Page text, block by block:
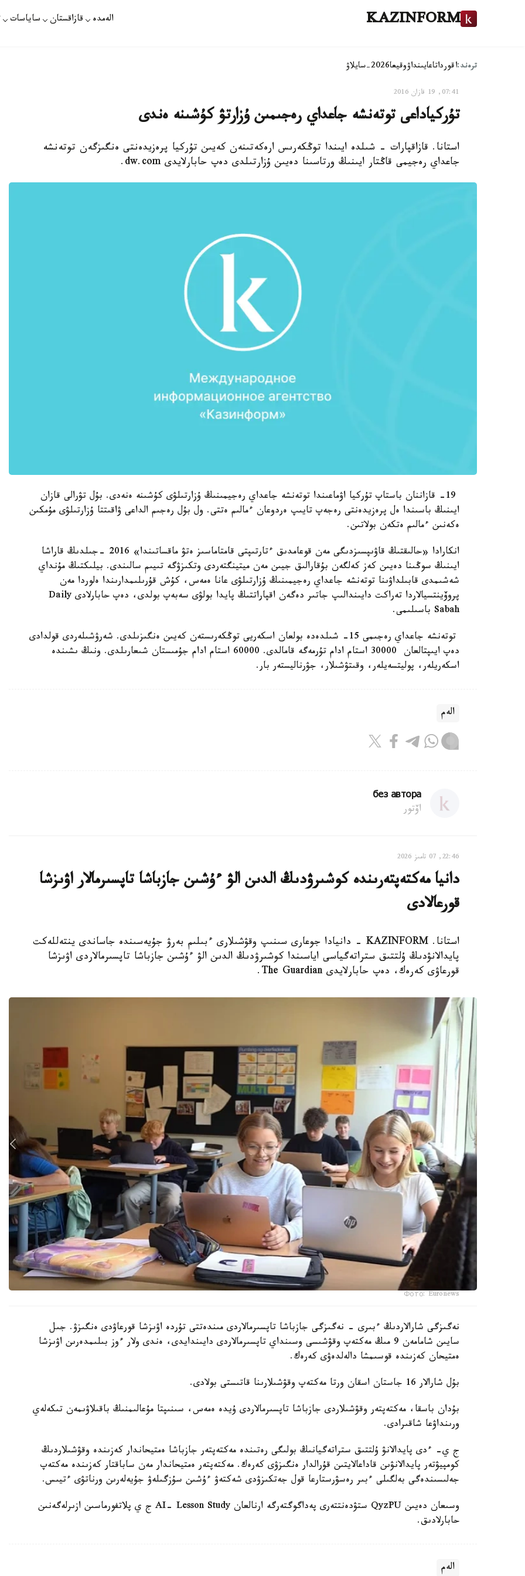
KAZINFORM الەمدە قازاقستان ساياسات
ترەند:اقورداتاعايىنداۋوقيعا2026-سايلاۋ
07:41, 19 قازان 2016
تۇركياداعى توتەنشە جاعداي رەجىمىن ۇزارتۋ كۇشىنە ەندى
استانا. قازاقپارات - شىلدە ايىندا توڭكەرىس ارەكەتىنەن كەيىن تۇركيا پرەزيدەنتى ەنگىزگەن توتەنشە
جاعداي رەجيمى قاڭتار ايىنىڭ ورتاسىنا دەيىن ۇزارتىلدى دەپ حابارلايدى dw.com.
19- قازاننان باستاپ تۇركيا اۋماعىندا توتەنشە جاعداي رەجيمىنىڭ ۇزارتىلۋى كۇشىنە ەنەدى. بۇل تۋرالى قازان
ايىنىڭ باسىندا ەل پرەزيدەنتى رەجەپ تايىپ ەردوعان ءمالىم ەتتى. ول بۇل رەجىم الداعى ۋاقىتتا ۇزارتىلۋى مۇمكىن
ەكەنىن ءمالىم ەتكەن بولاتىن.
انكارادا «حالىقتىڭ قاۋىپسىزدىگى مەن قوعامدىق ءتارتىپتى قامتاماسىز ەتۋ ماقساتىندا» 2016 -جىلدىڭ قاراشا
ايىنىڭ سوڭىنا دەيىن كەز كەلگەن بۇقارالىق جيىن مەن ميتينگتەردى وتكىزۋگە تىيىم سالىندى. بيلىكتىڭ مۇنداي
شەشىمدى قابىلداۋىنا توتەنشە جاعداي رەجيمىنىڭ ۇزارتىلۋى عانا ەمەس، كۇش قۇرىلىمدارىندا ەلوردا مەن
پروۆينتسيالاردا تەراكت دايىندالىپ جاتىر دەگەن اقپاراتتىڭ پايدا بولۋى سەبەپ بولدى، دەپ حابارلادى Daily
Sabah باسىلىمى.
توتەنشە جاعداي رەجىمى 15- شىلدەدە بولعان اسكەريى توڭكەرىستەن كەيىن ەنگىزىلدى. شەرۋشىلەردى قولدادى
دەپ ايىپتالعان 30000 استام ادام تۇرمەگە قامالدى. 60000 استام ادام جۇمىستان شىعارىلدى. ونىڭ ىشىندە
اسكەريلەر، پوليتسەيلەر، وقىتۋشىلار، جۋرناليستەر بار.
الەم
без автора
اۆتور
22:46, 07 تامىز 2026
دانيا مەكتەپتەرىندە كوشىرۋدىڭ الدىن الۋ ءۇشىن جازباشا تاپسىرمالار اۋىزشا
قورعالادى
استانا. KAZINFORM - دانيادا جوعارى سىنىپ وقۋشىلارى ءبىلىم بەرۋ جۇيەسىندە جاساندى ينتەللەكت
پايدالانۋدىڭ ۇلتتىق ستراتەگياسى اياسىندا كوشىرۋدىڭ الدىن الۋ ءۇشىن جازباشا تاپسىرمالاردى اۋىزشا
قورعاۋى كەرەك، دەپ حابارلايدى The Guardian.
Фото: Euronews
نەگىزگى شارالاردىڭ ءبىرى - نەگىزگى جازباشا تاپسىرمالاردى مىندەتتى تۇردە اۋىزشا قورعاۋدى ەنگىزۋ. جىل
سايىن شامامەن 9 مىڭ مەكتەپ وقۋشىسى وسىنداي تاپسىرمالاردى دايىندايدى، ەندى ولار ءوز بىلىمدەرىن اۋىزشا
ەمتيحان كەزىندە قوسىمشا دالەلدەۋى كەرەك.
بۇل شارالار 16 جاستان اسقان ورتا مەكتەپ وقۋشىلارىنا قاتىستى بولادى.
بۇدان باسقا، مەكتەپتەر وقۋشىلاردى جازباشا تاپسىرمالاردى ۇيدە ەمەس، سىنىپتا مۇعالىمنىڭ باقىلاۋىمەن تىكەلەي
ورىنداۋعا شاقىرادى.
ج ي- ءدى پايدالانۋ ۇلتتىق ستراتەگيانىڭ بولىگى رەتىندە مەكتەپتەر جازباشا ەمتيحاندار كەزىندە وقۋشىلاردىڭ
كومپيۋتەر پايدالانۋىن قاداعالايتىن قۇرالدار ەنگىزۋى كەرەك. مەكتەپتەر ەمتيحاندار مەن ساباقتار كەزىندە مەكتەپ
جەلىسىندەگى بەلگىلى ءبىر رەسۋرستارعا قول جەتكىزۋدى شەكتەۋ ءۇشىن سۇزگىلەۋ جۇيەلەرىن ورناتۋى ءتيىس.
وسىعان دەيىن QyzPU ستۋدەنتتەرى پەداگوگتەرگە ارنالعان AI- Lesson Study ج ي پلاتفورماسىن ازىرلەگەنىن
حابارلادىق.
الەم